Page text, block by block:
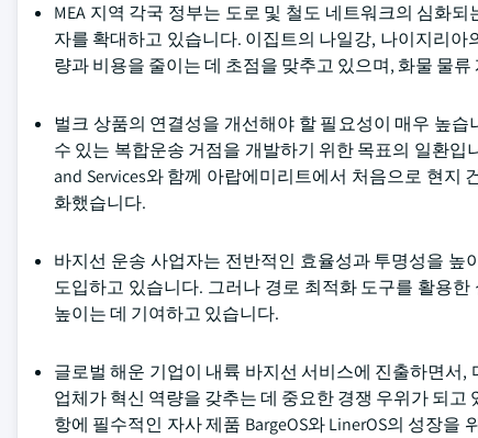
MEA 지역 각국 정부는 도로 및 철도 네트워크의 심화
자를 확대하고 있습니다. 이집트의 나일강, 나이지리
량과 비용을 줄이는 데 초점을 맞추고 있으며, 화물 물
벌크 상품의 연결성을 개선해야 할 필요성이 매우 높
수 있는 복합운송 거점을 개발하기 위한 목표의 일환입
and Services와 함께 아랍에미리트에서 처음으로 현지
화했습니다.
바지선 운송 사업자는 전반적인 효율성과 투명성을
도입하고 있습니다. 그러나 경로 최적화 도구를 활용
높이는 데 기여하고 있습니다.
글로벌 해운 기업이 내륙 바지선 서비스에 진출하면서
업체가 혁신 역량을 갖추는 데 중요한 경쟁 우위가 되
항에 필수적인 자사 제품 BargeOS와 LinerOS의 성장